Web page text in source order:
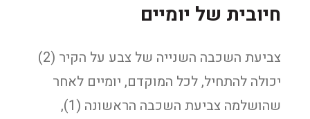
חיובית של יומיים
צביעת השכבה השנייה של צבע על הקיר (2)
יכולה להתחיל, לכל המוקדם, יומיים לאחר
שהושלמה צביעת השכבה הראשונה (1),